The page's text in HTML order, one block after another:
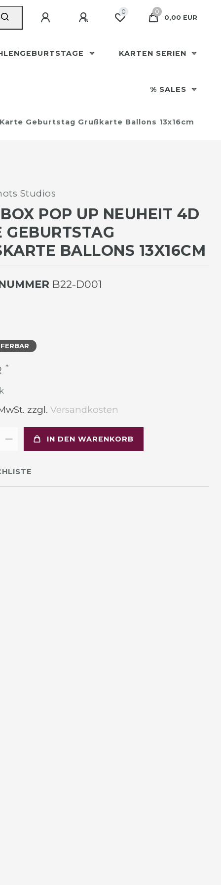
0
0
0,00 EUR
KARTEN SERIEN
% SALES
Geburtstag Grußkarte Ballons 13x16cm
Studios
POP UP NEUHEIT 4D
GEBURTSTAG
BALLONS 13X16CM
B22-D001
*
zzgl. Versandkosten
IN DEN WARENKORB